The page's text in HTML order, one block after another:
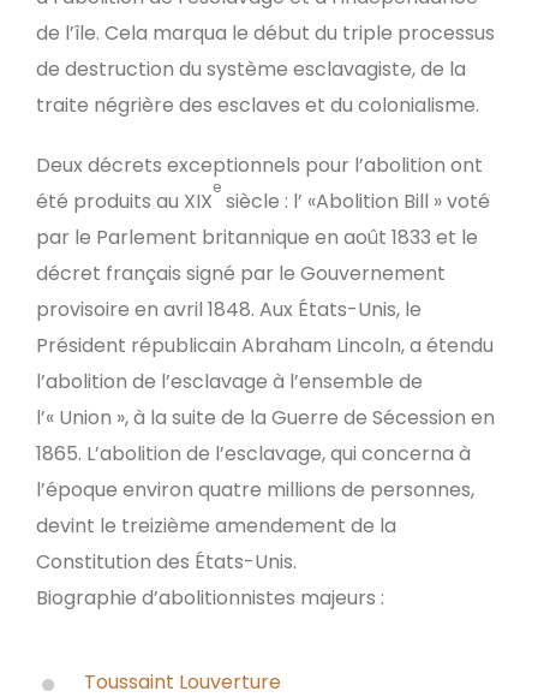
de l’île. Cela marqua le début du triple processus
de destruction du système esclavagiste, de la
traite négrière des esclaves et du colonialisme.
Deux décrets exceptionnels pour l’abolition ont
été produits au XIXe siècle : l’ «Abolition Bill » voté
par le Parlement britannique en août 1833 et le
décret français signé par le Gouvernement
provisoire en avril 1848. Aux États-Unis, le
Président républicain Abraham Lincoln, a étendu
l’abolition de l’esclavage à l’ensemble de
l’« Union », à la suite de la Guerre de Sécession en
1865. L’abolition de l’esclavage, qui concerna à
l’époque environ quatre millions de personnes,
devint le treizième amendement de la
Constitution des États-Unis.
Biographie d’abolitionnistes majeurs :
Toussaint Louverture